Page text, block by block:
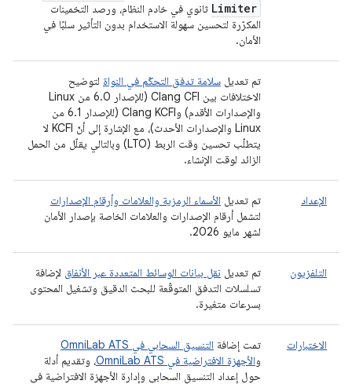
Limiter ثانوي في خادم النظام، ورصد التخمينات
المكرّرة لتحسين سهولة الاستخدام بدون التأثير سلبًا في
الأمان.
تم تعديل سلامة تدفق التحكّم في النواة لتوضيح
الاختلافات بين Clang CFI (للإصدار 6.0 من Linux
والإصدارات الأقدم) وClang KCFI (للإصدار 6.1 من
Linux والإصدارات الأحدث)، مع الإشارة إلى أنّ KCFI لا
يتطلّب تحسين وقت الربط (LTO) وبالتالي يقلّل من الحمل
الزائد لوقت الإنشاء.
الإعداد تم تعديل الأسماء الرمزية والعلامات وأرقام الإصدارات
لتشمل أرقام الإصدارات والعلامات الخاصة بإصدار الأمان
لشهر مايو 2026.
التلفزيون تم تعديل نقل بيانات الوسائط المتعددة عبر الأنفاق لإضافة
تسلسلات التدفق المتوقّعة للبحث الدقيق وتشغيل المحتوى
بسرعات متغيرة.
الاختبارات تمت إضافة التنسيق السحابي في OmniLab ATS
والأجهزة الافتراضية في OmniLab ATS
، وتقديم أدلة
حول إعداد التنسيق السحابي وإدارة الأجهزة الافتراضية في